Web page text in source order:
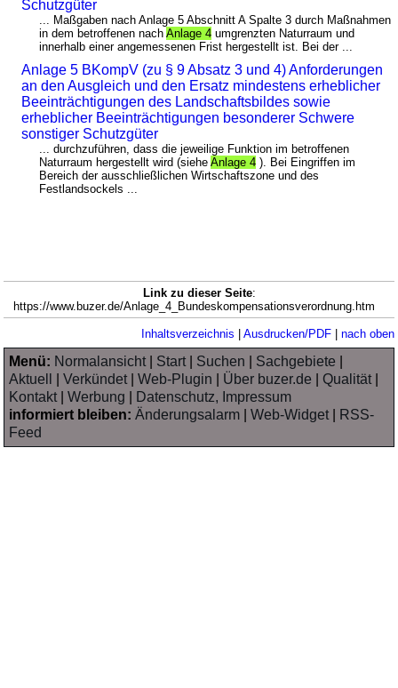
Schutzgüter
... Maßgaben nach Anlage 5 Abschnitt A Spalte 3 durch Maßnahmen
in dem betroffenen nachAnlage 4 umgrenzten Naturraum und
innerhalb einer angemessenen Frist hergestellt ist. Bei der ...
Anlage 5 BKompV (zu § 9 Absatz 3 und 4) Anforderungen
an den Ausgleich und den Ersatz mindestens erheblicher
Beeinträchtigungen des Landschaftsbildes sowie
erheblicher Beeinträchtigungen besonderer Schwere
sonstiger Schutzgüter
... durchzuführen, dass die jeweilige Funktion im betroffenen
Naturraum hergestellt wird (sieheAnlage 4 ). Bei Eingriffen im
Bereich der ausschließlichen Wirtschaftszone und des
Festlandsockels ...
Link zu dieser Seite:
https://www.buzer.de/Anlage_4_Bundeskompensationsverordnung.htm
Inhaltsverzeichnis | Ausdrucken/PDF| nach oben
Menü: Normalansicht| Start| Suchen Sachgebiete
Aktuell
|Verkündet|Web-Plugin Über buzer.de |Qualität|
Kontakt|Werbung
Datenschutz, Impressum
informiert bleiben: Änderungsalarm |Web-Widget|
RSS-
Feed